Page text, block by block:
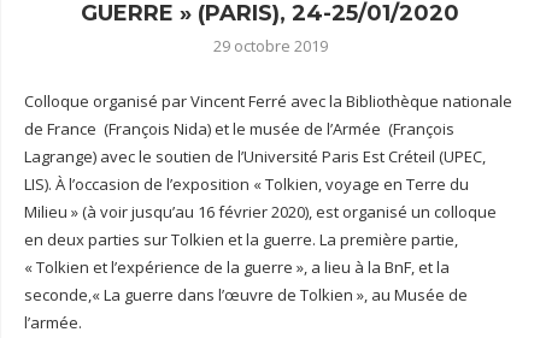
GUERRE » (PARIS), 24-25/01/2020
29 octobre 2019
Colloque organisé par Vincent Ferré avec la Bibliothèque nationale
de France (François Nida) et le musée de l’Armée (François
Lagrange) avec le soutien de l’Université Paris Est Créteil (UPEC,
LIS). À l’occasion de l’exposition « Tolkien, voyage en Terre du
Milieu » (à voir jusqu’au 16 février 2020), est organisé un colloque
en deux parties sur Tolkien et la guerre. La première partie,
« Tolkien et l’expérience de la guerre », a lieu à la BnF, et la
seconde,« La guerre dans l’œuvre de Tolkien », au Musée de
l’armée.